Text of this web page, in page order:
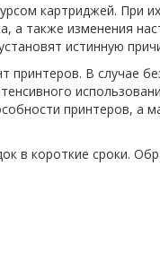
картриджей. При их
также изменения
истинную
В случае
принтеров, а
в короткие сроки.